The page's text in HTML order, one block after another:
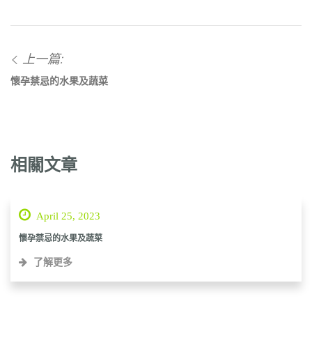
上一篇:
懷孕禁忌的水果及蔬菜
相關文章
April 25, 2023
懷孕禁忌的水果及蔬菜
了解更多